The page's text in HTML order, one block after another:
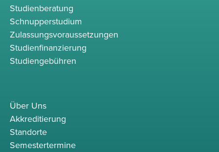
Studienberatung
Schnupperstudium
Zulassungsvoraussetzungen
Studienfinanzierung
Studiengebühren
Über Uns
Akkreditierung
Standorte
Semestertermine